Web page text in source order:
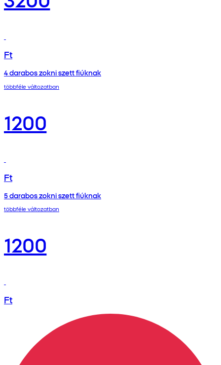
Ft
4 darabos zokni szett fiúknak
többféle változatban
1200
Ft
5 darabos zokni szett fiúknak
többféle változatban
1200
Ft